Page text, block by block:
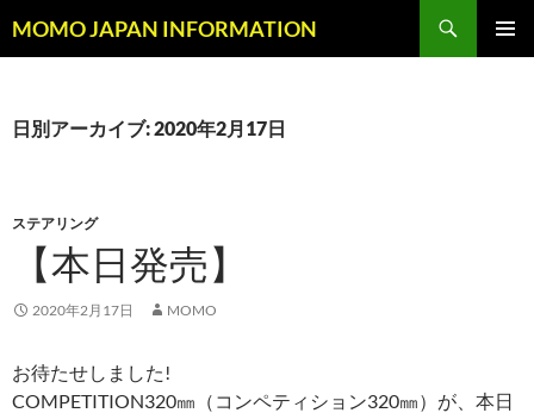
ン
ツ
MOMO JAPAN INFORMATION
索
日別アーカイブ: 2020年2月17日
ステアリング
【本日発売】
2020年2月17日 MOMO
お待たせしました!
COMPETITION320㎜（ コンペティション320㎜）が、本日